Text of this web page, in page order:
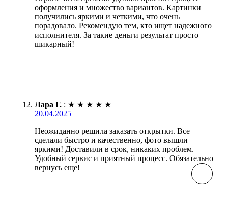
оформления и множество вариантов. Картинки
получились яркими и четкими, что очень
порадовало. Рекомендую тем, кто ищет надежного
исполнителя. За такие деньги результат просто
шикарный!
Лара Г. : ★ ★ ★ ★ ★
20.04.2025
Неожиданно решила заказать открытки. Все
сделали быстро и качественно, фото вышли
яркими! Доставили в срок, никаких проблем.
Удобный сервис и приятный процесс. Обязательно
вернусь еще!